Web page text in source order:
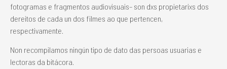
fotogramas e fragmentos audiovisuais– son dxs propietarixs dos
dereitos de cada un dos filmes ao que pertencen,
respectivamente.
Non recompilamos ningún tipo de dato das persoas usuarias e
lectoras da bitácora.